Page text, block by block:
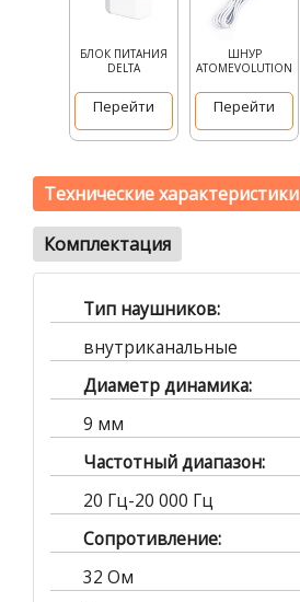
БЛОК ПИТАНИЯ
DELTA
Перейти
ШНУР
ATOMEVOLUTION
Перейти
Технические характеристики
Комплектация
Тип наушников:
внутриканальные
Диаметр динамика:
9 мм
Частотный диапазон:
20 Гц-20 000 Гц
Сопротивление:
32 Ом